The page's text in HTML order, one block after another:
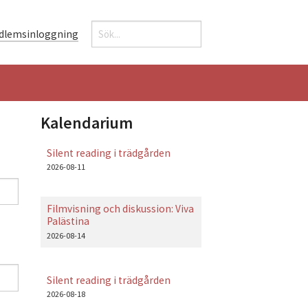
Sökformulär
Sök
Kalendarium
Silent reading i trädgården
2026-08-11
Filmvisning och diskussion: Viva
Palästina
2026-08-14
Silent reading i trädgården
2026-08-18